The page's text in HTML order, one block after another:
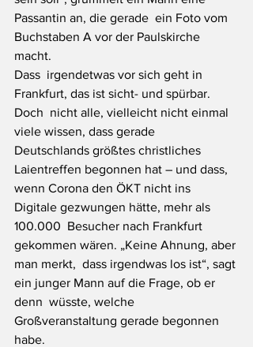
Passantin an, die gerade  ein Foto vom
Buchstaben A vor der Paulskirche
macht.
Dass  irgendetwas vor sich geht in
Frankfurt, das ist sicht- und spürbar.
Doch  nicht alle, vielleicht nicht einmal
viele wissen, dass gerade
Deutschlands größtes christliches
Laientreffen begonnen hat – und dass,
wenn Corona den ÖKT nicht ins
Digitale gezwungen hätte, mehr als
100.000  Besucher nach Frankfurt
gekommen wären. „Keine Ahnung, aber
man merkt,  dass irgendwas los ist“, sagt
ein junger Mann auf die Frage, ob er
denn  wüsste, welche
Großveranstaltung gerade begonnen
habe.